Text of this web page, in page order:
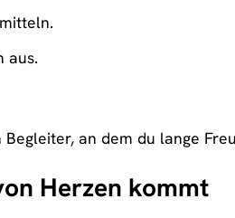
aus.
an dem du lange
Herzen kommt